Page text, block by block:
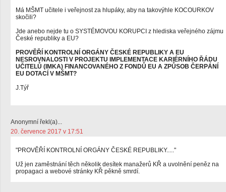
Má MŠMT učitele i veřejnost za hlupáky, aby na takovýhle KOCOURKOV
skočili?
Jde anebo nejde tu o SYSTÉMOVOU KORUPCI z hlediska veřejného zájmu
České republiky a EU?
PROVĚŘÍ KONTROLNÍ ORGÁNY ČESKÉ REPUBLIKY A EU
NESROVNALOSTI V PROJEKTU IMPLEMENTACE KARIÉRNÍHO ŘÁDU
UČITELŮ (IMKA) FINANCOVANÉHO Z FONDŮ EU A ZPŮSOB ČERPÁNÍ
EU DOTACÍ V MŠMT?
J.Týř
Anonymní řekl(a)...
20. července 2017 v 17:51
"PROVĚŘÍ KONTROLNÍ ORGÁNY ČESKÉ REPUBLIKY....."
Už jen zaměstnání těch několik desítek manažerů KŘ a uvolnění peněz na
propagaci a webové stránky KŘ pěkně smrdí.